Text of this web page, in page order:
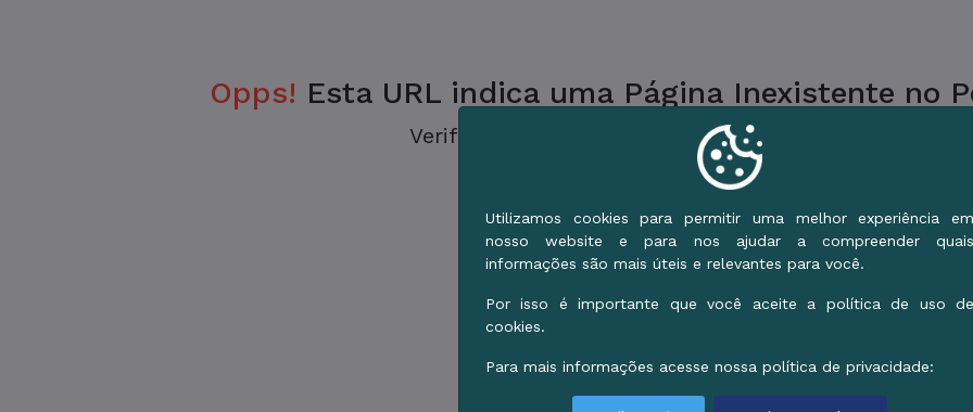
Opps! Esta URL indica uma Página Inexistente no
Verifique a URL ou vá para o Início e use o Menu de
Voltar ao Início
Utilizamos cookies para permitir uma melhor experiência em
nosso website e para nos ajudar a compreender quais
informações são mais úteis e relevantes para você.
Por isso é importante que você aceite a política de uso de
cookies.
Para mais informações acesse nossa política de privacidade: